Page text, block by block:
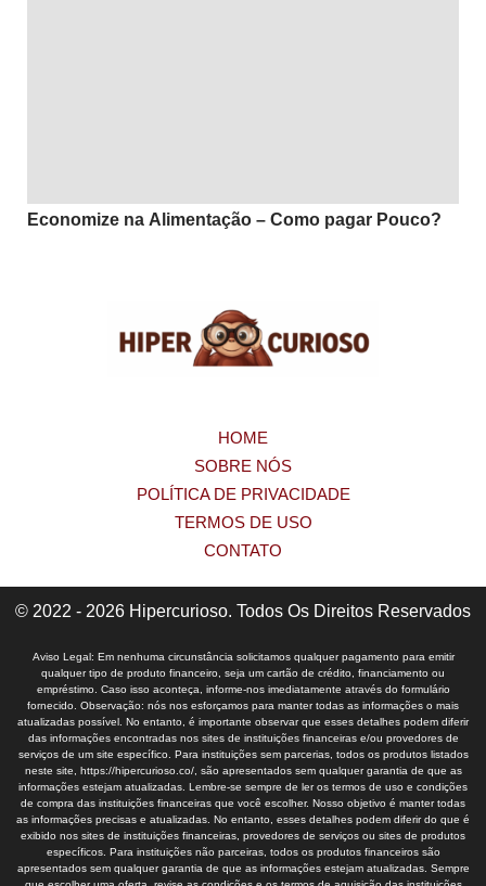
Economize na Alimentação – Como pagar Pouco?
HOME
SOBRE NÓS
POLÍTICA DE PRIVACIDADE
TERMOS DE USO
CONTATO
© 2022 - 2026 Hipercurioso. Todos Os Direitos Reservados
Aviso Legal: Em nenhuma circunstância solicitamos qualquer pagamento para emitir
qualquer tipo de produto financeiro, seja um cartão de crédito, financiamento ou
empréstimo. Caso isso aconteça, informe-nos imediatamente através do formulário
fornecido. Observação: nós nos esforçamos para manter todas as informações o mais
atualizadas possível. No entanto, é importante observar que esses detalhes podem diferir
das informações encontradas nos sites de instituições financeiras e/ou provedores de
serviços de um site específico. Para instituições sem parcerias, todos os produtos listados
neste site, https://hipercurioso.co/, são apresentados sem qualquer garantia de que as
informações estejam atualizadas. Lembre-se sempre de ler os termos de uso e condições
de compra das instituições financeiras que você escolher. Nosso objetivo é manter todas
as informações precisas e atualizadas. No entanto, esses detalhes podem diferir do que é
exibido nos sites de instituições financeiras, provedores de serviços ou sites de produtos
específicos. Para instituições não parceiras, todos os produtos financeiros são
apresentados sem qualquer garantia de que as informações estejam atualizadas. Sempre